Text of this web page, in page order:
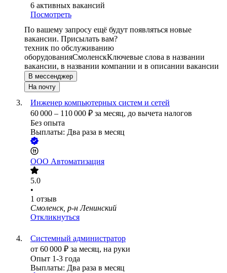
6 активных вакансий
Посмотреть
По вашему запросу ещё будут появляться новые
вакансии. Присылать вам?
техник по обслуживанию
оборудованияСмоленскКлючевые слова в названии
вакансии, в названии компании и в описании вакансии
В мессенджер
На почту
Инженер компьютерных систем и сетей
60 000 – 110 000 ₽ за месяц, до вычета налогов
Без опыта
Выплаты: Два раза в месяц
ООО Автоматизация
5.0
•
1 отзыв
Смоленск, р-н Ленинский
Откликнуться
Системный администратор
от 60 000 ₽ за месяц, на руки
Опыт 1-3 года
Выплаты: Два раза в месяц